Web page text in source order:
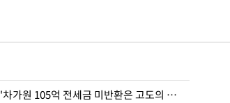
이승기 "차가원 105억 전세금 미반환은 고도의 사기"